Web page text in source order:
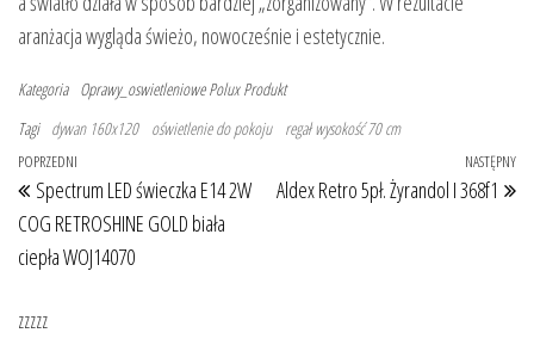
aranżacja wygląda świeżo, nowocześnie i estetycznie.
Kategoria Oprawy_oswietleniowe Polux Produkt
Tagi dywan 160x120 oświetlenie do pokoju regał wysokość 70 cm
Nawigacja wpisu
Poprzedni wpis
POPRZEDNI
Spectrum LED świeczka E14 2W
COG RETROSHINE GOLD biała
ciepła WOJ14070
NASTĘPNY
Aldex Retro 5pł. Żyrandol I 368f1
zzzzz